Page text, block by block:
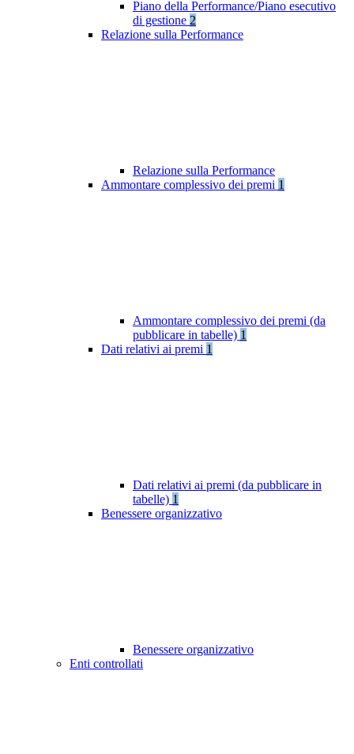
Piano della Performance/Piano esecutivo
di gestione 2
Relazione sulla Performance
Relazione sulla Performance
Ammontare complessivo dei premi 1
Ammontare complessivo dei premi (da
pubblicare in tabelle) 1
Dati relativi ai premi 1
Dati relativi ai premi (da pubblicare in
tabelle) 1
Benessere organizzativo
Benessere organizzativo
Enti controllati